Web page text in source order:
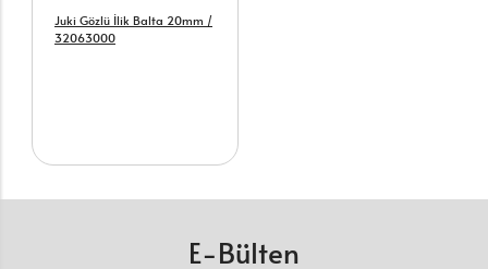
Juki Gözlü İlik Balta 20mm /
32063000
E-Bülten